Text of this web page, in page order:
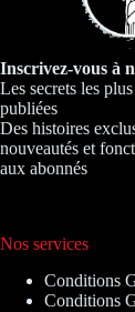
Inscrivez-vous à
Les secrets les
publiées
Des histoires
nouveautés et
aux abonnés
Nos services
Conditions
Conditions